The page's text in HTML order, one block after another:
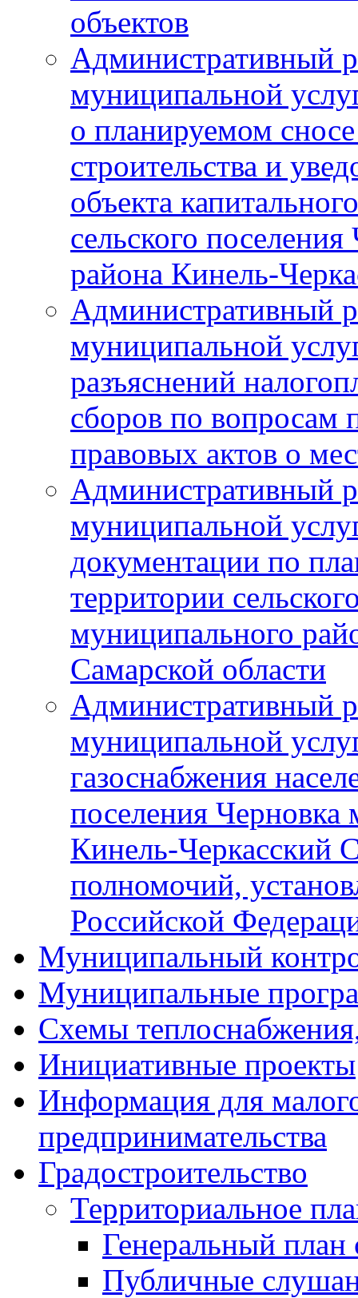
объектов
Административный
муниципальной
о планируемом
строительства и
объекта
сельского
района Кинель-
Административный
муниципальной
разъяснений
сборов по вопросам
правовых актов о
Административный
муниципальной
документации по
территории
муниципального
Самарской области
Административный
муниципальной
газоснабжения
поселения Черновка
Кинель-Черкасский
полномочий,
Российской
Муниципальный
Муниципальные
Схемы
Инициативные проекты
Информация для
предпринимательства
Градостроительство
Территориальное
Генеральный план
Публичные